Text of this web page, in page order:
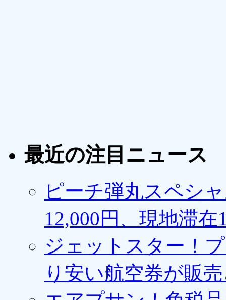
最近の注目ニュース
ピーチ弾丸スペシ
12,000円、現地滞
ジェットスター！
り安い航空券が販